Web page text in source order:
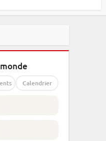
Calendrier